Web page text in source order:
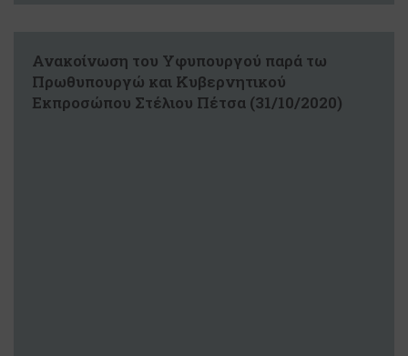
Ανακοίνωση του Υφυπουργού παρά τω
Πρωθυπουργώ και Κυβερνητικού
Εκπροσώπου Στέλιου Πέτσα (31/10/2020)